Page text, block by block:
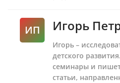
ИП Игорь
Игорь –
детского
семинары и
статьи,